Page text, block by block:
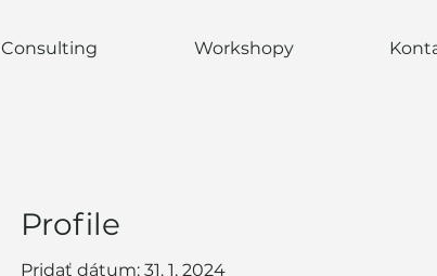
Consulting Workshopy
Profile
Pridať dátum: 31. 1. 2024